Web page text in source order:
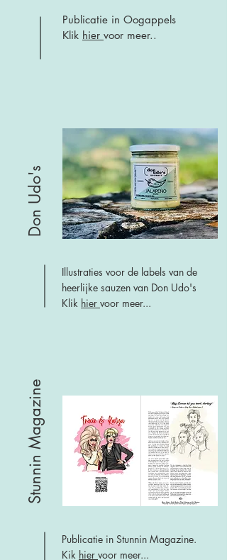
Publicatie in Oogappels
Klik hier voor meer..
Don Udo's
Illustraties voor de labels van de
heerlijke sauzen van Don Udo's
Klik hier voor meer...
Stunnin Magazine
Publicatie in Stunnin Magazine.
Kik hier voor meer...